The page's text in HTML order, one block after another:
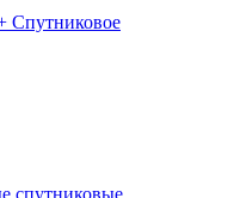
Спутниковое
спутниковые